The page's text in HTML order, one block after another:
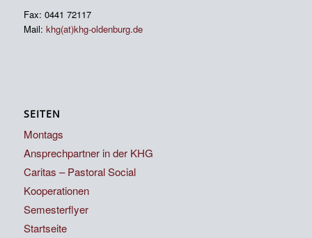
Fax: 0441 72117
Mail: khg(at)khg-oldenburg.de
SEITEN
Montags
Ansprechpartner in der KHG
Caritas – Pastoral Social
Kooperationen
Semesterflyer
Startseite